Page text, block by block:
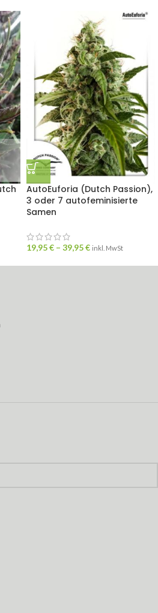
AutoEuforia (Dutch Passion),
3 oder 7 autofeminisierte
Samen
19,95€ – 39,95€ inkl. MwSt